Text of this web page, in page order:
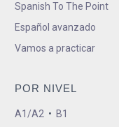
Spanish To The Point
Español avanzado
Vamos a practicar
POR NIVEL
A1/A2 • B1